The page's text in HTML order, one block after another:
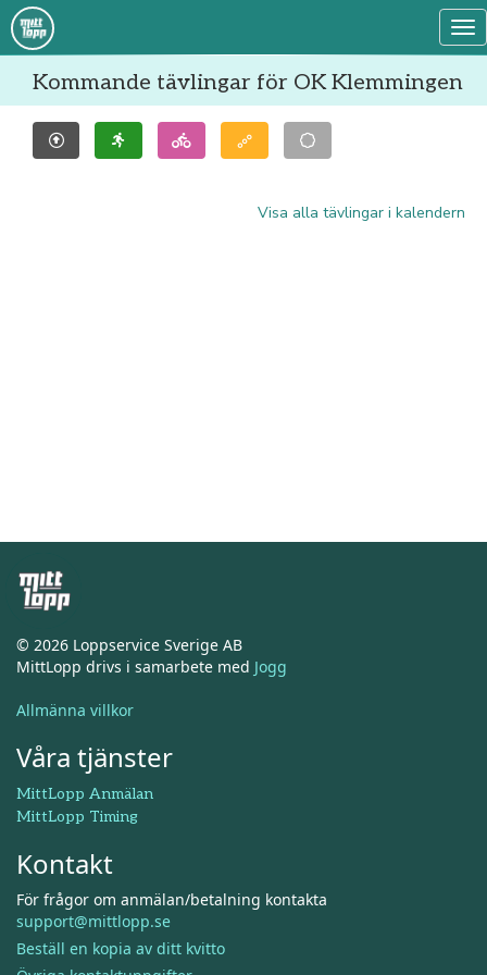
Kommande tävlingar för OK Klemmingen
Visa alla tävlingar i kalendern
© 2026 Loppservice Sverige AB
MittLopp drivs i samarbete med Jogg
Allmänna villkor
Våra tjänster
MittLopp Anmälan
MittLopp Timing
Kontakt
För frågor om anmälan/betalning kontakta
support@mittlopp.se
Beställ en kopia av ditt kvitto